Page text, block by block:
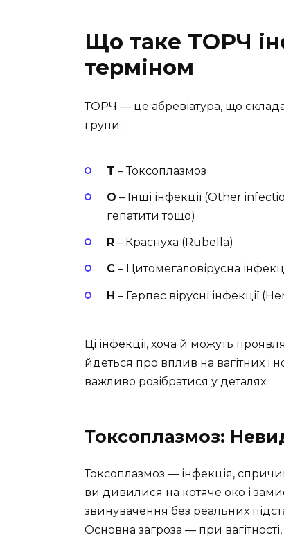
Що таке ТОРЧ
терміном
ТОРЧ — це абревіатура, що
групи:
T – Токсоплазмоз
O – Інші інфекції (Other
гепатити тощо)
R – Краснуха (Rubella)
C – Цитомегаловірусна
H – Герпес вірусні інфекції
Ці інфекції, хоча й можуть
йдеться про вплив на вагітних і
важливо розібратися у деталях.
Токсоплазмоз:
Токсоплазмоз — інфекція,
ви дивилися на котяче око і
звинувачення без реальних
Основна загроза — при